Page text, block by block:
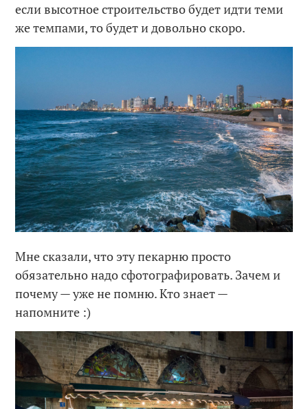
если высотное строительство будет идти теми
же темпами, то будет и довольно скоро.
Мне сказали, что эту пекарню просто
обязательно надо сфотографировать. Зачем и
почему — уже не помню. Кто знает —
напомните :)